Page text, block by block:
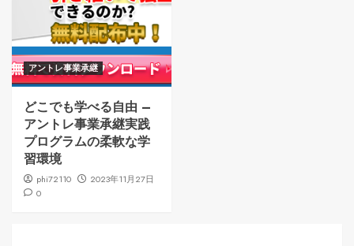
アントレ事業承継
どこでも学べる自由 –
アントレ事業承継実践
プログラムの柔軟な学
習環境
phi72110
2023年11月27日
0